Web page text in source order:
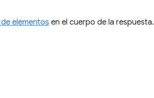
elementos en el cuerpo de la respuesta.